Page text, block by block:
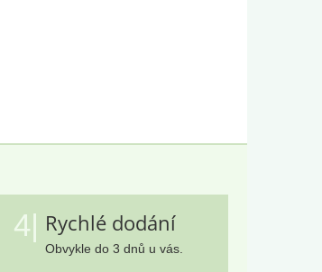
4| Rychlé dodání
Obvykle do 3 dnů u vás.